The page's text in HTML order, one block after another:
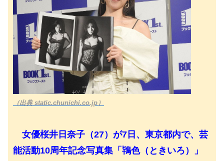
（出典 static.chunichi.co.jp）
女優桜井日奈子（27）が7日、東京都内で、芸
能活動10周年記念写真集「鴇色（ときいろ）」